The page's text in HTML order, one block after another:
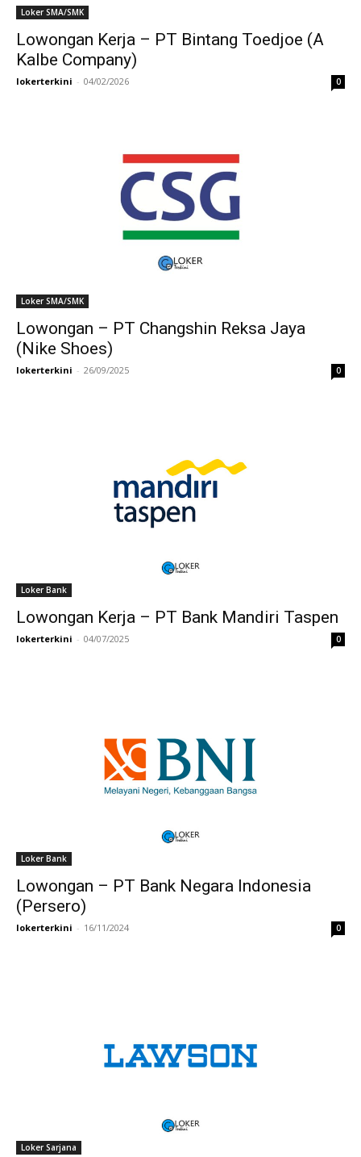
Loker SMA/SMK
Lowongan Kerja – PT Bintang Toedjoe (A
Kalbe Company)
lokerterkini - 04/02/2026 0
Loker SMA/SMK
Lowongan – PT Changshin Reksa Jaya
(Nike Shoes)
lokerterkini - 26/09/2025 0
Loker Bank
Lowongan Kerja – PT Bank Mandiri Taspen
lokerterkini - 04/07/2025 0
Loker Bank
Lowongan – PT Bank Negara Indonesia
(Persero)
lokerterkini - 16/11/2024 0
Loker Sarjana